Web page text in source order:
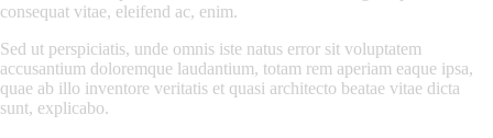
consequat vitae, eleifend ac, enim.
Sed ut perspiciatis, unde omnis iste natus error sit voluptatem
accusantium doloremque laudantium, totam rem aperiam eaque ipsa,
quae ab illo inventore veritatis et quasi architecto beatae vitae dicta
sunt, explicabo.